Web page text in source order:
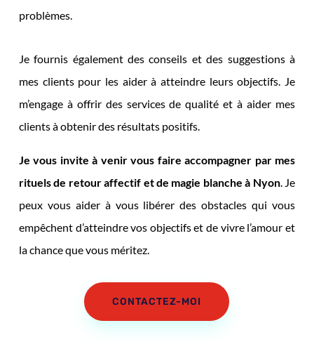
problèmes.
Je fournis également des conseils et des suggestions à
mes clients pour les aider à atteindre leurs objectifs. Je
m’engage à offrir des services de qualité et à aider mes
clients à obtenir des résultats positifs.
Je vous invite à venir vous faire accompagner par mes
rituels de retour affectif et de magie blanche à Nyon. Je
peux vous aider à vous libérer des obstacles qui vous
empêchent d’atteindre vos objectifs et de vivre l’amour et
la chance que vous méritez.
CONTACTEZ-MOI